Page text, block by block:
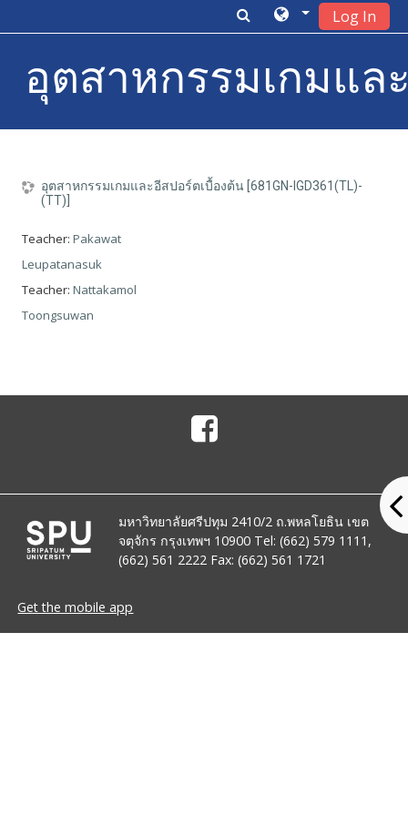
Log In
อุตสาหกรรมเกมและ
อุตสาหกรรมเกมและอีสปอร์ตเบื้องต้น [681GN-IGD361(TL)-
(TT)]
Teacher:Pakawat
Leupatanasuk
Teacher:Nattakamol
Toongsuwan
มหาวิทยาลัยศรีปทุม 2410/2 ถ.พหลโยธิน เขต
จตุจักร กรุงเทพฯ 10900 Tel: (662) 579 1111,
(662) 561 2222 Fax: (662) 561 1721
Get the mobile app